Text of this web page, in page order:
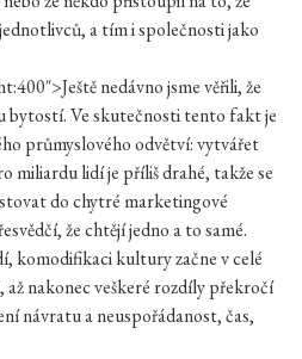
a tím i společnosti jako
nedávno jsme věřili, že
bytostí. Ve skutečnosti tento fakt je
průmyslového odvětví: vytvářet
miliardu lidí je příliš drahé, takže se
do chytré marketingové
že chtějí jedno a to samé.
komodifikaci kultury začne v celé
nakonec veškeré rozdíly překročí
návratu a neuspořádanost, čas,